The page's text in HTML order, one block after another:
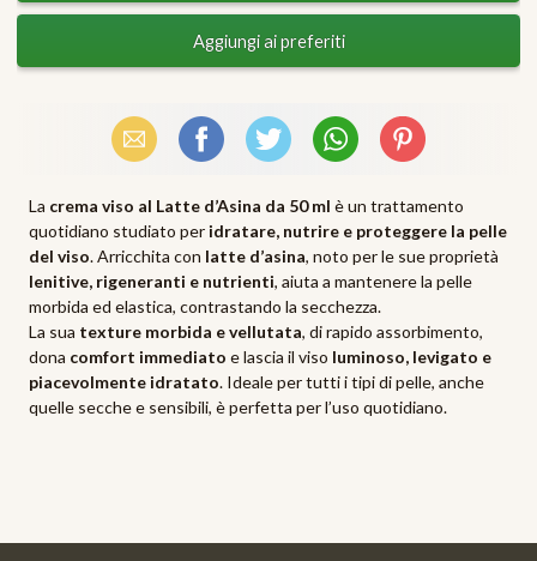
Email FacebookX (Twitter)WhatsAppPinterest
La crema viso al Latte d’Asina da 50 ml è un trattamento
quotidiano studiato per idratare, nutrire e proteggere la pelle
del viso. Arricchita con latte d’asina, noto per le sue proprietà
lenitive, rigeneranti e nutrienti, aiuta a mantenere la pelle
morbida ed elastica, contrastando la secchezza.
La sua texture morbida e vellutata, di rapido assorbimento,
dona comfort immediato e lascia il viso luminoso, levigato e
piacevolmente idratato. Ideale per tutti i tipi di pelle, anche
quelle secche e sensibili, è perfetta per l’uso quotidiano.